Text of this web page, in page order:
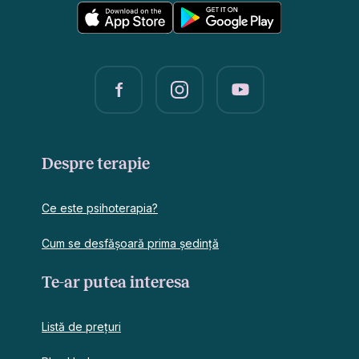
Despre terapie
Ce este psihoterapia?
Cum se desfășoară prima ședință
Te-ar putea interesa
Listă de prețuri